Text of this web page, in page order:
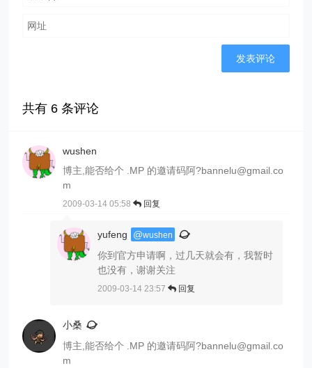
共有 6 条评论
wushen
博主,能否给个 .MP 的邀请码阿?bannelu@gmail.co
m
2009-03-14 05:58 回复
yufeng @wushen
你到官方申请啊，过几天就会有，我暂时
也没有，谢谢关注
2009-03-14 23:57 回复
小桑
博主,能否给个 .MP 的邀请码阿?bannelu@gmail.co
m